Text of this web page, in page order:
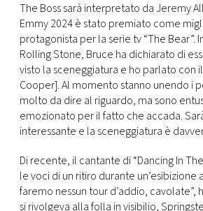
The Boss sarà interpretato da Jeremy
Emmy 2024 è stato premiato come
protagonista per la serie tv “The Bear”.
Rolling Stone, Bruce ha dichiarato di
visto la sceneggiatura e ho parlato con
Cooper]. Al momento stanno unendo i
molto da dire al riguardo, ma sono
emozionato per il fatto che accada.
interessante e la sceneggiatura è
Di recente, il cantante di “Dancing In
le voci di un ritiro durante un’esibizione
faremo nessun tour d’addio, cavolate”,
si rivolgeva alla folla in visibilio,